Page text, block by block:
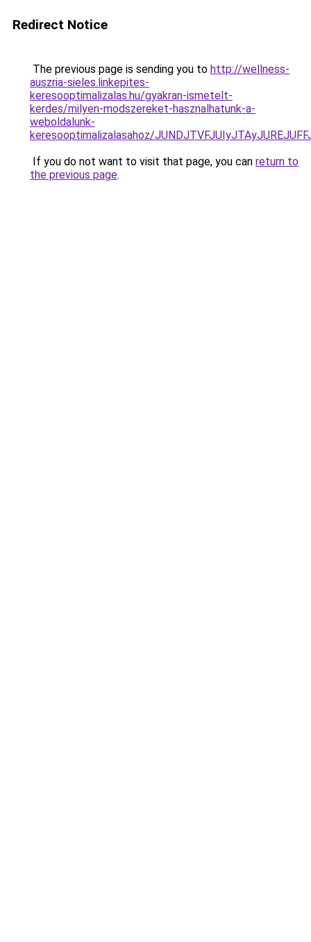
Redirect Notice
The previous page is sending you to http://wellness-
auszria-sieles.linkepites-
keresooptimalizalas.hu/gyakran-ismetelt-
kerdes/milyen-modszereket-hasznalhatunk-a-
weboldalunk-
keresooptimalizalasahoz/
If you do not want to visit that page, you can return to
the previous page.